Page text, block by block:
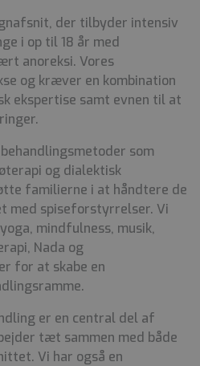
der tilbyder intensiv
i op til 18 år med
anoreksi. Vores
og kræver en kombination
ekspertise samt evnen til at
som
og dialektisk
familierne i at håndtere de
med spiseforstyrrelser. Vi
mindfulness, musik,
Nada og
for at skabe en
er en central del af
tæt sammen med både
Vi har også en